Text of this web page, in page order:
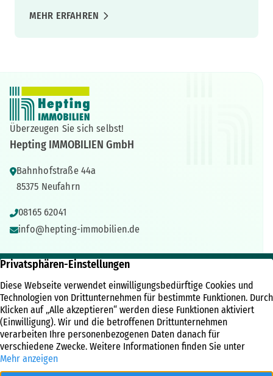
MEHR ERFAHREN
Überzeugen Sie sich selbst!
Hepting IMMOBILIEN GmbH
Bahnhofstraße 44a
85375 Neufahrn
08165 62041
info@hepting-immobilien.de
IMMOBILIEN
Immobilienangebote
Referenzen
Immobilien News
ÜBER UNS
Unternehmen
Kundenbewertungen
Team
RECHTLICHES
Kontakt
Impressum
Datenschutz